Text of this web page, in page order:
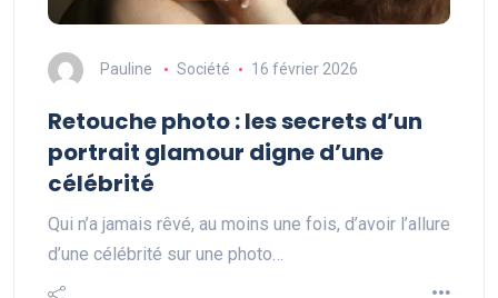
Pauline Société 16 février 2026
Retouche photo : les secrets d’un
portrait glamour digne d’une
célébrité
Qui n’a jamais rêvé, au moins une fois, d’avoir l’allure
d’une célébrité sur une photo…